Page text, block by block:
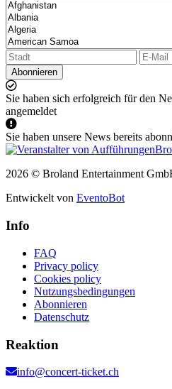
Abonnieren
Sie haben sich erfolgreich für den
angemeldet
Sie haben unsere News bereits
2026 © Broland Entertainment
Entwickelt von EventoBot
Info
FAQ
Privacy policy
Cookies policy
Nutzungsbedingungen
Abonnieren
Datenschutz
Reaktion
info@concert-ticket.ch